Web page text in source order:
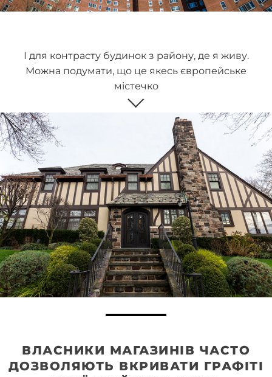
І для контрасту будинок з району, де я живу.
Можна подумати, що це якесь європейське
містечко
ВЛАСНИКИ МАГАЗИНІВ ЧАСТО
ДОЗВОЛЯЮТЬ ВКРИВАТИ ГРАФІТІ